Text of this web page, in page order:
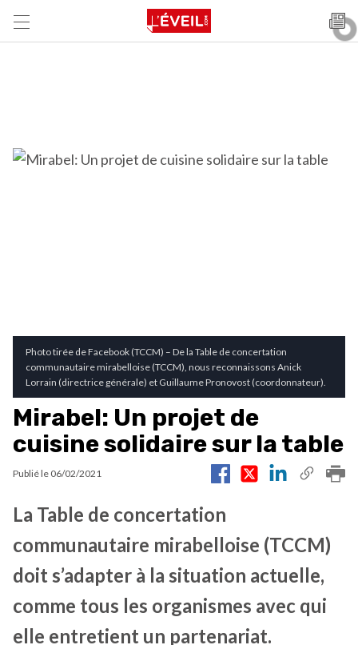
Photo tirée de Facebook (TCCM) – De la Table de concertation
communautaire mirabelloise (TCCM), nous reconnaissons Anick
Lorrain (directrice générale) et Guillaume Pronovost (coordonnateur).
Mirabel: Un projet de
cuisine solidaire sur la table
Publié le 06/02/2021
La Table de concertation
communautaire mirabelloise (TCCM)
doit s’adapter à la situation actuelle,
comme tous les organismes avec qui
elle entretient un partenariat.